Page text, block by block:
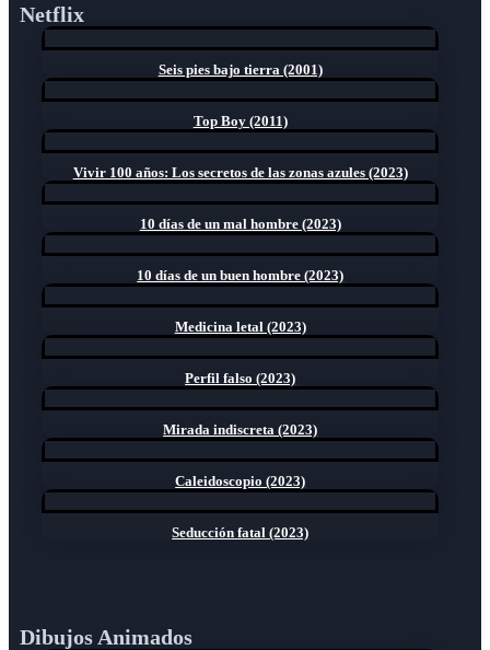
Netflix
Seis pies bajo tierra (2001)
Top Boy (2011)
Vivir 100 años: Los secretos de las zonas azules (2023)
10 días de un mal hombre (2023)
10 días de un buen hombre (2023)
Medicina letal (2023)
Perfil falso (2023)
Mirada indiscreta (2023)
Caleidoscopio (2023)
Seducción fatal (2023)
Dibujos Animados